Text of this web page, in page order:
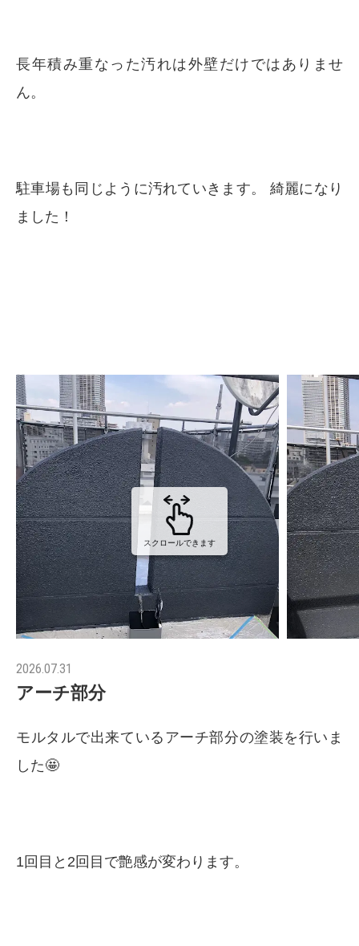
長年積み重なった汚れは外壁だけではありませ
ん。
駐車場も同じように汚れていきます。 綺麗になり
ました！
スクロールできます
2026.07.31
アーチ部分
モルタルで出来ているアーチ部分の塗装を行いま
した🤩
1回目と2回目で艶感が変わります。